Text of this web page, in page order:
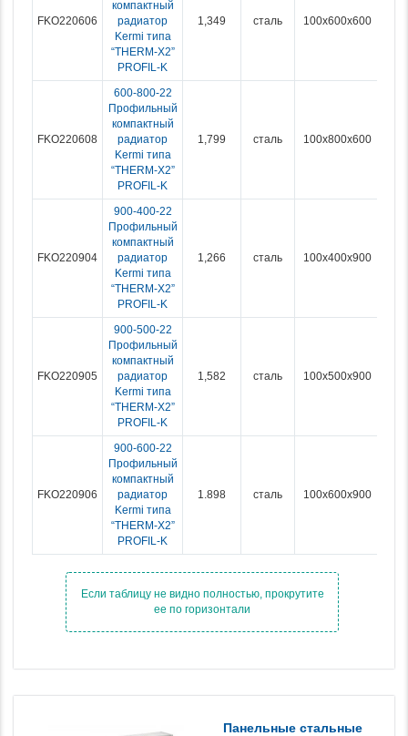
FKO220606
компактный
радиатор
Kermi типа
“THERM-X2”
PROFIL-K
1,349 сталь 100x600x600
FKO220608
600-800-22
Профильный
компактный
радиатор
Kermi типа
“THERM-X2”
PROFIL-K
1,799 сталь 100x800x600
FKO220904
900-400-22
Профильный
компактный
радиатор
Kermi типа
“THERM-X2”
PROFIL-K
1,266 сталь 100x400x900
FKO220905
900-500-22
Профильный
компактный
радиатор
Kermi типа
“THERM-X2”
PROFIL-K
1,582 сталь 100x500x900
FKO220906
900-600-22
Профильный
компактный
радиатор
Kermi типа
“THERM-X2”
PROFIL-K
1.898 сталь 100x600x900
Панельные стальные